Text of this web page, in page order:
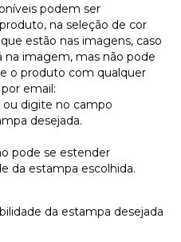
podem ser
na seleção de cor
estão nas imagens, caso
na imagem, mas não pode
o produto com qualquer
email:
ou digite no campo
desejada.
pode se estender
da estampa escolhida.
da estampa desejada